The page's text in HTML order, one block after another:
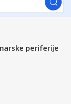
periferije